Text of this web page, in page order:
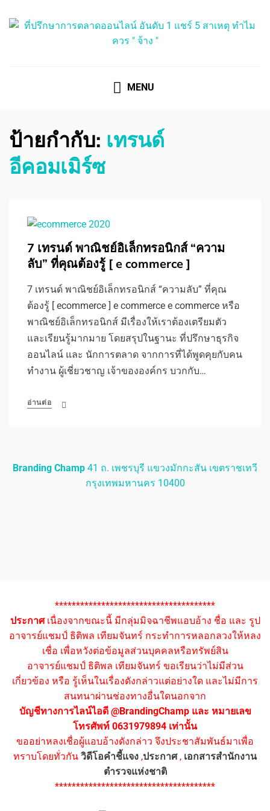
MENU
ป้ายกำกับ: เทรนด์
อีคอมเมิร์ซ
7 เทรนด์ พาณิชย์อิเล็กทรอนิกส์ “ความ
ลับ” ที่คุณต้องรู้ [ e commerce ]
7 เทรนด์ พาณิชย์อิเล็กทรอนิกส์ “ความลับ” ที่คุณ
ต้องรู้ [ ecommerce ] e commerce e commerce หรือ
พาณิชย์อิเล็กทรอนิกส์ มีเรื่องให้เราต้องเตรียมตัว
และเรียนรู้มากมาย โดยสรุปในฐานะ ที่ปรึกษาธุรกิจ
ออนไลน์ และ นักการตลาด จากการที่ได้พูดคุยกับคน
ทำงาน ผู้เชี่ยวชาญ เจ้าขององค์กร บวกกับ…
อ่านต่อ
Branding Champ 41 ถ. เพชรบุรี แขวงมักกะสัน เขตราชเทวี
กรุงเทพมหานคร 10400
**************************************
ประกาศเนื่องจากขณะนี้ มีกลุ่มมิจฉาชีพแอบอ้าง ชื่อ และ รูป
อาจารย์แชมป์ ธิติพล เทียมจันทร์ กระทำการหลอกลวงให้หลง
เชื่อ เพื่อหวังต่อข้อมูลส่วนบุคคลหรือทรัพย์สิน
อาจารย์แชมป์ ธิติพล เทียมจันทร์ ขอเรียนว่าไม่มีส่วน
เกี่ยวข้อง หรือ รู้เห็นในเรื่องดังกล่าวแต่อย่างใด และไม่มีการ
สนทนาผ่านช่องทางอื่นใดนอกจาก
บัญชีทางการไลน์ไอดี @BrandingChamp และ หมายเลข
โทรศัพท์ 0631979894 เท่านั้น
ขออย่าหลงเชื่อผู้แอบอ้างดังกล่าว จึงประชาสัมพันธ์มาเพื่อ
ทราบโดยทั่วกัน วิดีโอคำชี้แจง ,ประกาศ, เอกสารสำนักงาน
ตำรวจแห่งชาติ
**************************************